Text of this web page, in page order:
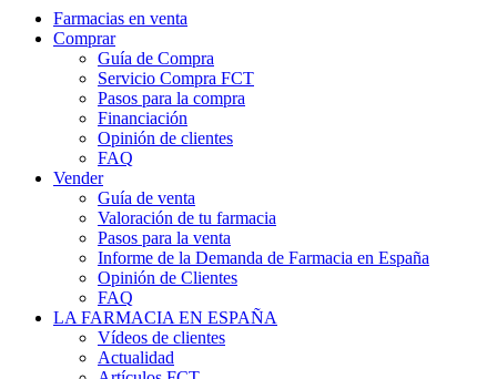
Farmacias en venta
Comprar
Guía de Compra
Servicio Compra FCT
Pasos para la compra
Financiación
Opinión de clientes
FAQ
Vender
Guía de venta
Valoración de tu farmacia
Pasos para la venta
Informe de la Demanda de Farmacia en España
Opinión de Clientes
FAQ
LA FARMACIA EN ESPAÑA
Vídeos de clientes
Actualidad